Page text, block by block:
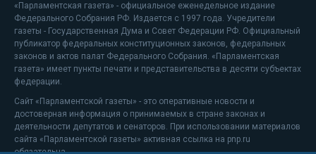
«Парламентская газета» - официальное еженедельное издание
Федерального Собрания РФ. Издается с 1997 года. Учредители
газеты - Государственная Дума и Совет Федерации РФ. Официальный
публикатор федеральных конституционных законов, федеральных
законов и актов палат Федерального Собрания. «Парламентская
газета» имеет пункты печати и представительства в десяти субъектах
федерации.
Сайт «Парламентской газеты» - это оперативные новости и
достоверная информация о принимаемых в стране законах и
деятельности депутатов и сенаторов. При использовании материалов
сайта «Парламентской газеты» активная ссылка на pnp.ru
обязательна.